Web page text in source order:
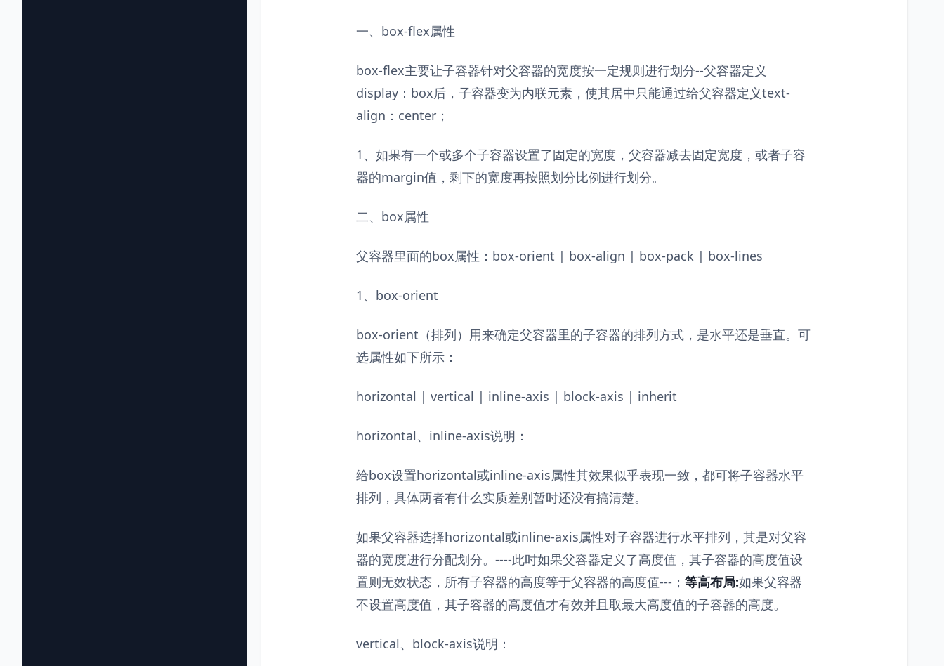
一、box-flex属性
box-flex主要让子容器针对父容器的宽度按一定规则进行划分--父容器定义
display：box后，子容器变为内联元素，使其居中只能通过给父容器定义text-
align：center；
1、如果有一个或多个子容器设置了固定的宽度，父容器减去固定宽度，或者子容
器的margin值，剩下的宽度再按照划分比例进行划分。
二、box属性
父容器里面的box属性：box-orient | box-align | box-pack | box-lines
1、box-orient
box-orient（排列）用来确定父容器里的子容器的排列方式，是水平还是垂直。可
选属性如下所示：
horizontal | vertical | inline-axis | block-axis | inherit
horizontal、inline-axis说明：
给box设置horizontal或inline-axis属性其效果似乎表现一致，都可将子容器水平
排列，具体两者有什么实质差别暂时还没有搞清楚。
如果父容器选择horizontal或inline-axis属性对子容器进行水平排列，其是对父容
器的宽度进行分配划分。----此时如果父容器定义了高度值，其子容器的高度值设
置则无效状态，所有子容器的高度等于父容器的高度值---； 等高布局:如果父容器
不设置高度值，其子容器的高度值才有效并且取最大高度值的子容器的高度。
vertical、block-axis说明：